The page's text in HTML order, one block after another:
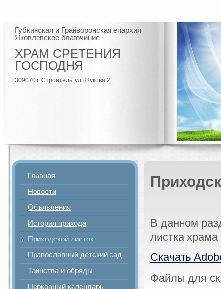
Губкинская и Грайворонская епархия
Яковлевское благочиние
ХРАМ СРЕТЕНИЯ
ГОСПОДНЯ
309070 г. Строитель, ул. Жукова 2
Главная
Новости
Объявления
История прихода
Приходской листок
Православный детский сад
Таинства и обряды
Церковный календарь
В данном
листка
Скачать
Файлы для